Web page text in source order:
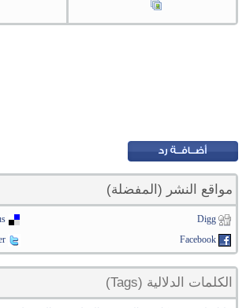
مواقع النشر (المفضلة)
Digg
Facebook
الكلمات الدلالية (Tags)